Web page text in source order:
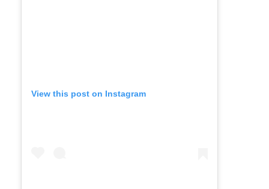
View this post on Instagram